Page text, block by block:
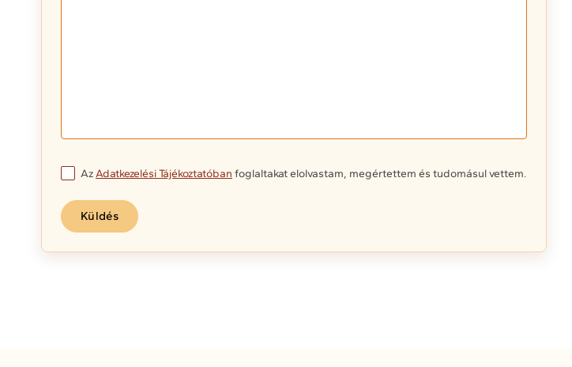
AzAdatkezelési Tájékoztatóban foglaltakat elolvastam, megértettem és tudomásul vettem.
Küldés